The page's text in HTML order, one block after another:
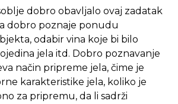
dobro obavljalo ovaj zadatak
dobro poznaje ponudu
odabir vina koje bi bilo
jela itd. Dobro poznavanje
način pripreme jela, čime je
karakteristike jela, koliko je
za pripremu, da li sadrži